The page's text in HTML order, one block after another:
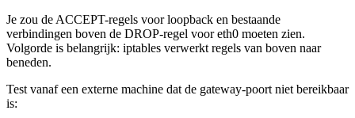
Je zou de ACCEPT-regels voor loopback en bestaande
verbindingen boven de DROP-regel vooreth0 moeten zien.
Volgorde is belangrijk: iptables verwerkt regels van boven naar
beneden.
Test vanaf een externe machine dat de gateway-poort niet bereikbaar
is: